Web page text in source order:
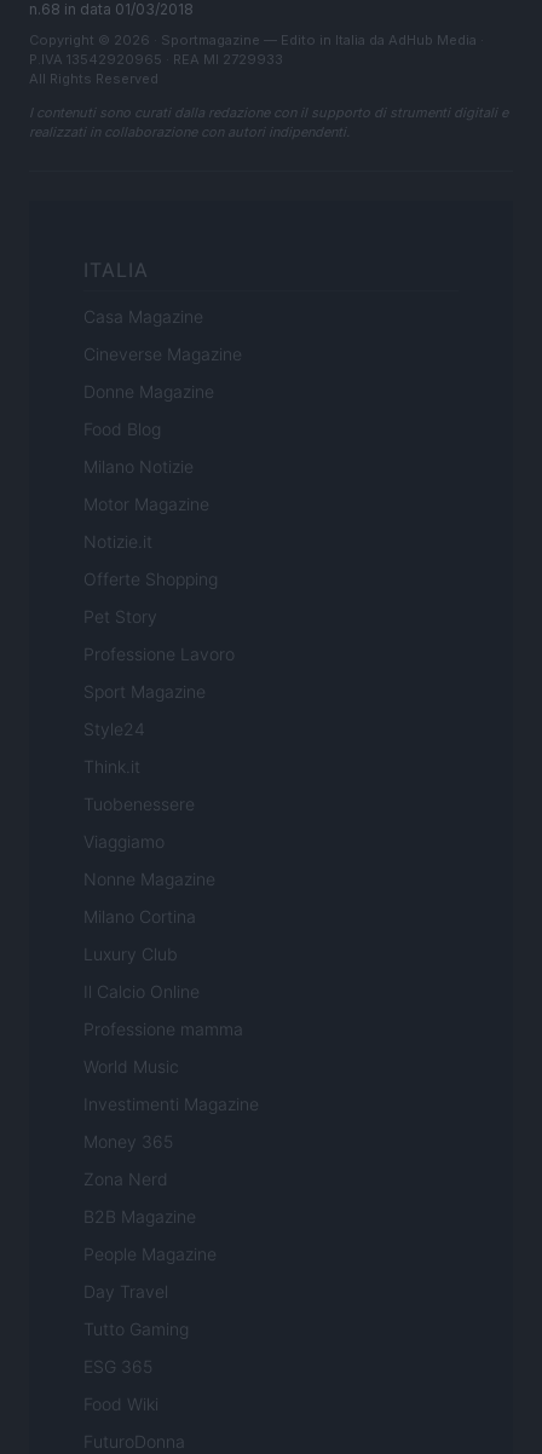
n.68 in data 01/03/2018
Copyright © 2026 · Sportmagazine — Edito in Italia da AdHub Media
P.IVA 13542920965 · REA MI 2729933
All Rights Reserved
I contenuti sono curati dalla redazione con il supporto di strumenti digitali e
realizzati in collaborazione con autori indipendenti.
ITALIA
Casa Magazine
Cineverse Magazine
Donne Magazine
Food Blog
Milano Notizie
Motor Magazine
Notizie.it
Offerte Shopping
Pet Story
Professione Lavoro
Sport Magazine
Style24
Think.it
Tuobenessere
Viaggiamo
Nonne Magazine
Milano Cortina
Luxury Club
Il Calcio Online
Professione mamma
World Music
Investimenti Magazine
Money 365
Zona Nerd
B2B Magazine
People Magazine
Day Travel
Tutto Gaming
ESG 365
Food Wiki
FuturoDonna